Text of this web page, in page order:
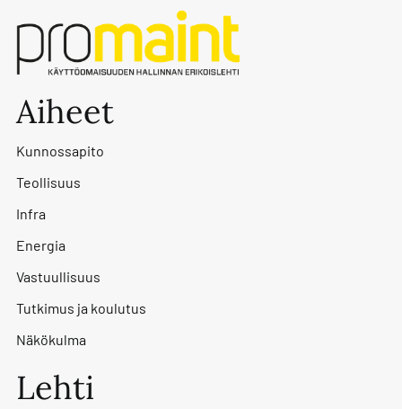
Aiheet
Kunnossapito
Teollisuus
Infra
Energia
Vastuullisuus
Tutkimus ja koulutus
Näkökulma
Lehti